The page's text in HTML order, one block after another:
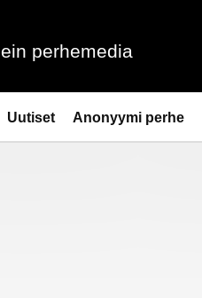
perhemedia
Uutiset Anonyymi perhe